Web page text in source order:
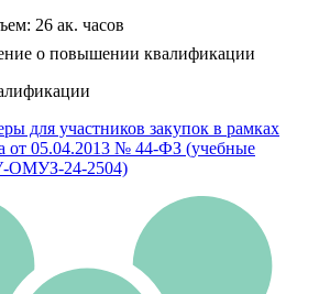
26 ак. часов
о повышении квалификации
для участников закупок в рамках
от 05.04.2013 № 44-ФЗ (учебные
ОМУЗ-24-2504)